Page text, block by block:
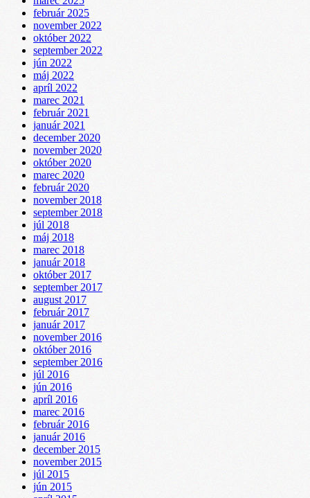
február 2025
november 2022
október 2022
september 2022
jún 2022
máj 2022
apríl 2022
marec 2021
február 2021
január 2021
december 2020
november 2020
október 2020
marec 2020
február 2020
november 2018
september 2018
júl 2018
máj 2018
marec 2018
január 2018
október 2017
september 2017
august 2017
február 2017
január 2017
november 2016
október 2016
september 2016
júl 2016
jún 2016
apríl 2016
marec 2016
február 2016
január 2016
december 2015
november 2015
júl 2015
jún 2015